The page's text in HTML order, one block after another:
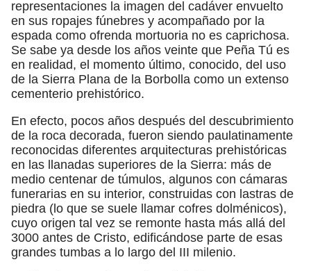
representaciones la imagen del cadáver envuelto
en sus ropajes fúnebres y acompañado por la
espada como ofrenda mortuoria no es caprichosa.
Se sabe ya desde los años veinte que Peña Tú es
en realidad, el momento último, conocido, del uso
de la Sierra Plana de la Borbolla como un extenso
cementerio prehistórico.
En efecto, pocos años después del descubrimiento
de la roca decorada, fueron siendo paulatinamente
reconocidas diferentes arquitecturas prehistóricas
en las llanadas superiores de la Sierra: más de
medio centenar de túmulos, algunos con cámaras
funerarias en su interior, construidas con lastras de
piedra (lo que se suele llamar cofres dolménicos),
cuyo origen tal vez se remonte hasta más allá del
3000 antes de Cristo, edificándose parte de esas
grandes tumbas a lo largo del III milenio.